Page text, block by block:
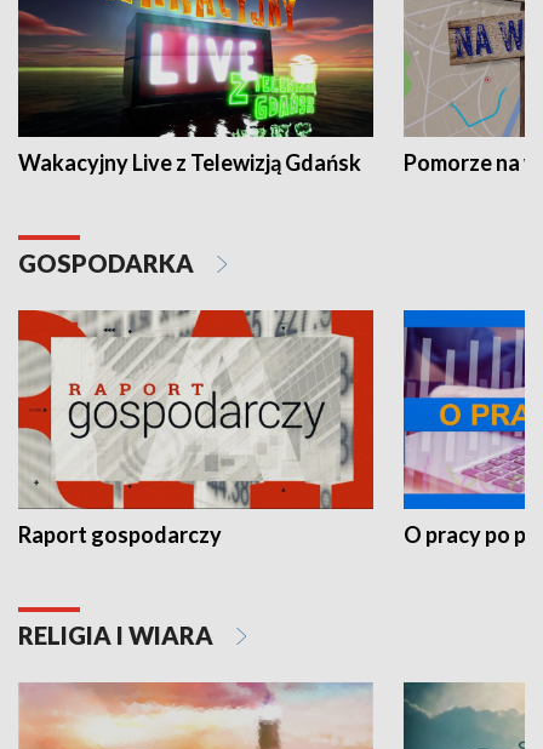
Wakacyjny Live z Telewizją Gdańsk Pomorze na
GOSPODARKA
Raport gospodarczy O pracy po
RELIGIA I WIARA